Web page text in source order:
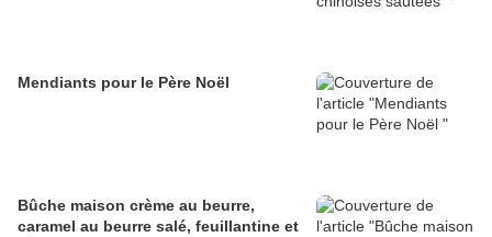
Mendiants pour le Père Noël
Bûche maison crème au beurre,
caramel au beurre salé, feuillantine et